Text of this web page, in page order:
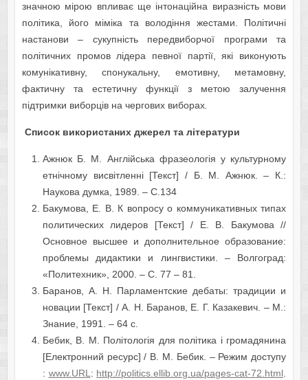
значною мірою впливає ще інтонаційна виразність мови
політика, його міміка та володіння жестами. Політичні
настанови – сукупність передвиборчої програми та
політичних промов лідера певної партії, які виконують
комунікативну, спонукальну, емотивну, метамовну,
фактичну та естетичну функції з метою залучення
підтримки виборців на чергових виборах.
Список використаних джерел та літератури
Ажнюк Б. М. Англійська фразеологія у культурному
етнічному висвітленні [Текст] / Б. М. Ажнюк. – К.:
Наукова думка, 1989. – С.134
Бакумова, Е. В. К вопросу о коммуникативных типах
политических лидеров [Текст] / Е. В. Бакумова //
Основное высшее и дополнительное образование:
проблемы дидактики и лингвистики. – Волгоград:
«Политехник», 2000. – С. 77 – 81.
Баранов, А. Н. Парламентские дебаты: традиции и
новации [Текст] / А. Н. Баранов, Е. Г. Казакевич. – М.:
Знание, 1991. – 64 с.
Бебик, В. М. Політологія для політика і громадянина
[Електронний ресурс] / В. М. Бебик. – Режим доступу
: www.URL: http://politics.ellib.org.ua/pages-cat-72.html.